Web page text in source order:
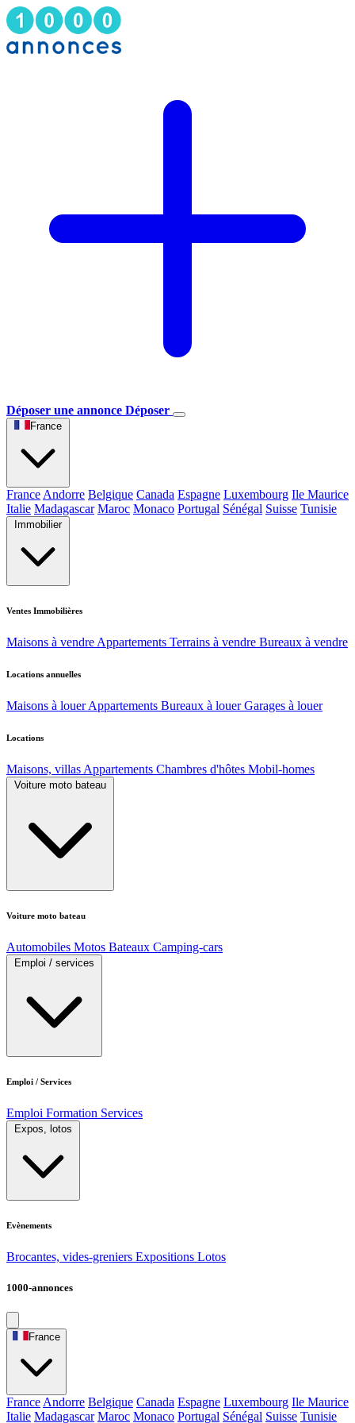
Déposer une annonce Déposer
France
France Andorre Belgique Canada Espagne Luxembourg Ile Maurice
Italie Madagascar Maroc Monaco Portugal Sénégal Suisse Tunisie
Immobilier
Ventes Immobilières
Maisons à vendre Appartements Terrains à vendre Bureaux à vendre
Locations annuelles
Maisons à louer Appartements Bureaux à louer Garages à louer
Locations
Maisons, villas Appartements Chambres d'hôtes Mobil-homes
Voiture moto bateau
Voiture moto bateau
Automobiles Motos Bateaux Camping-cars
Emploi / services
Emploi / Services
Emploi Formation Services
Expos, lotos
Evènements
Brocantes, vides-greniers Expositions Lotos
1000-annonces
France
France Andorre Belgique Canada Espagne Luxembourg Ile Maurice
Italie Madagascar Maroc Monaco Portugal Sénégal Suisse Tunisie